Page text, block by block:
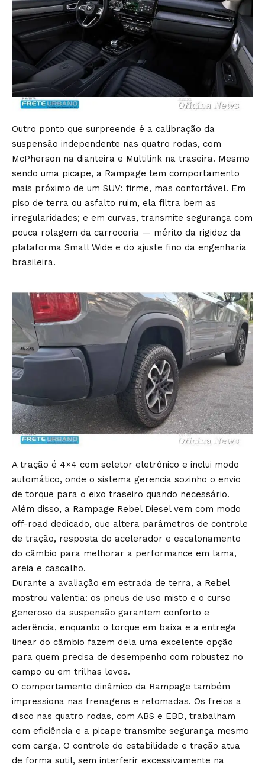
Outro ponto que surpreende é a calibração da
suspensão independente nas quatro rodas, com
McPherson na dianteira e Multilink na traseira. Mesmo
sendo uma picape, a Rampage tem comportamento
mais próximo de um SUV: firme, mas confortável. Em
piso de terra ou asfalto ruim, ela filtra bem as
irregularidades; e em curvas, transmite segurança com
pouca rolagem da carroceria — mérito da rigidez da
plataforma Small Wide e do ajuste fino da engenharia
brasileira.
A tração é 4×4 com seletor eletrônico e inclui modo
automático, onde o sistema gerencia sozinho o envio
de torque para o eixo traseiro quando necessário.
Além disso, a Rampage Rebel Diesel vem com modo
off-road dedicado, que altera parâmetros de controle
de tração, resposta do acelerador e escalonamento
do câmbio para melhorar a performance em lama,
areia e cascalho.
Durante a avaliação em estrada de terra, a Rebel
mostrou valentia: os pneus de uso misto e o curso
generoso da suspensão garantem conforto e
aderência, enquanto o torque em baixa e a entrega
linear do câmbio fazem dela uma excelente opção
para quem precisa de desempenho com robustez no
campo ou em trilhas leves.
O comportamento dinâmico da Rampage também
impressiona nas frenagens e retomadas. Os freios a
disco nas quatro rodas, com ABS e EBD, trabalham
com eficiência e a picape transmite segurança mesmo
com carga. O controle de estabilidade e tração atua
de forma sutil, sem interferir excessivamente na